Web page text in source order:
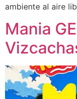
ambiente al aire
Mania